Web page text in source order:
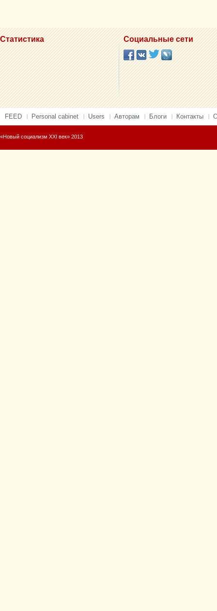
Статистика Социальные сети
FEED Personal cabinet Users Авторам Блоги Контакты
«Новый социализм XXI век» 2013